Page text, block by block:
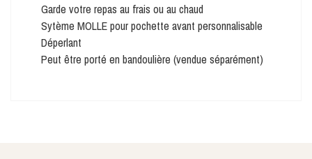
Garde votre repas au frais ou au chaud
Sytème MOLLE pour pochette avant personnalisable
Déperlant
Peut être porté en bandoulière (vendue séparément)